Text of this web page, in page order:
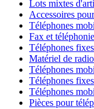
Lots mixtes
Accessoires
Téléphones
Fax et
Téléphones
Matériel de
Téléphones
Téléphones
Téléphones
Pièces pour